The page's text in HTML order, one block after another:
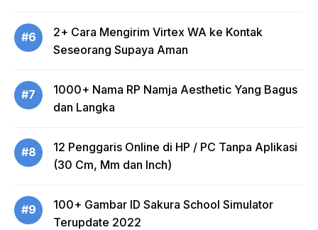
#6
2+ Cara Mengirim Virtex WA ke Kontak
Seseorang Supaya Aman
#7
1000+ Nama RP Namja Aesthetic Yang Bagus
dan Langka
#8
12 Penggaris Online di HP / PC Tanpa Aplikasi
(30 Cm, Mm dan Inch)
#9
100+ Gambar ID Sakura School Simulator
Terupdate 2022